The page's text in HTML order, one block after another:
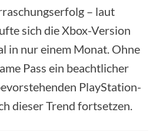
– laut
sich die Xbox-Version
in nur einem Monat. Ohne
Pass ein beachtlicher
PlayStation-
dieser Trend fortsetzen.